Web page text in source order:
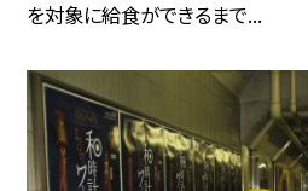
を対象に給食ができるまで...